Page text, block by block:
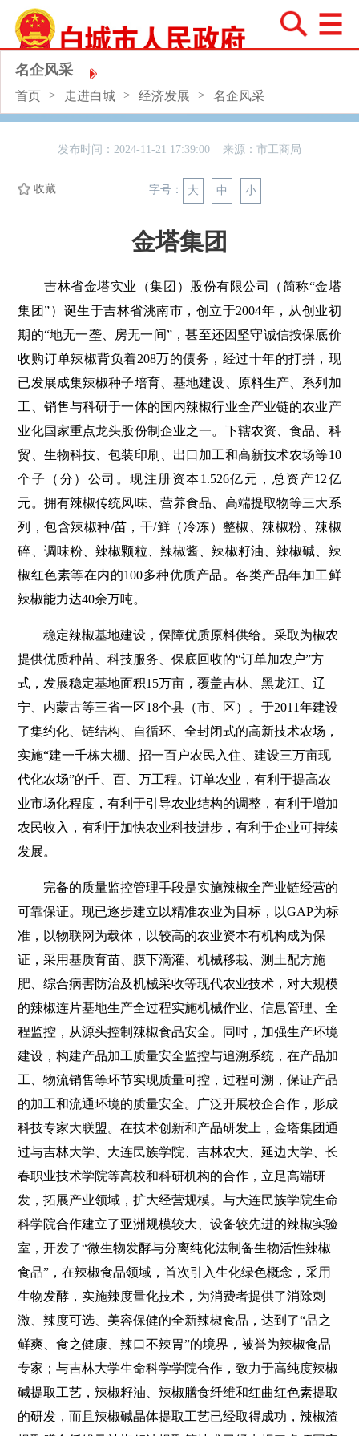
名企风采
首页 > 走进白城 > 经济发展 > 名企风采
发布时间：2024-11-21 17:39:00 来源： 市工商局
收藏 字号： 大 中 小
金塔集团
吉林省金塔实业（集团）股份有限公司（简称“金塔
集团”）诞生于吉林省洮南市，创立于2004年，从创业初
期的“地无一垄、房无一间”，甚至还因坚守诚信按保底价
收购订单辣椒背负着208万的债务，经过十年的打拼，现
已发展成集辣椒种子培育、基地建设、原料生产、系列加
工、销售与科研于一体的国内辣椒行业全产业链的农业产
业化国家重点龙头股份制企业之一。下辖农资、食品、科
贸、生物科技、包装印刷、出口加工和高新技术农场等10
个子（分）公司。现注册资本1.526亿元，总资产12亿
元。拥有辣椒传统风味、营养食品、高端提取物等三大系
列，包含辣椒种/苗，干/鲜（冷冻）整椒、辣椒粉、辣椒
碎、调味粉、辣椒颗粒、辣椒酱、辣椒籽油、辣椒碱、辣
椒红色素等在内的100多种优质产品。各类产品年加工鲜
辣椒能力达40余万吨。
稳定辣椒基地建设，保障优质原料供给。采取为椒农
提供优质种苗、科技服务、保底回收的“订单加农户”方
式，发展稳定基地面积15万亩，覆盖吉林、黑龙江、辽
宁、内蒙古等三省一区18个县（市、区）。于2011年建设
了集约化、链结构、自循环、全封闭式的高新技术农场，
实施“建一千栋大棚、招一百户农民入住、建设三万亩现
代化农场”的千、百、万工程。订单农业，有利于提高农
业市场化程度，有利于引导农业结构的调整，有利于增加
农民收入，有利于加快农业科技进步，有利于企业可持续
发展。
完备的质量监控管理手段是实施辣椒全产业链经营的
可靠保证。现已逐步建立以精准农业为目标，以GAP为标
准，以物联网为载体，以较高的农业资本有机构成为保
证，采用基质育苗、膜下滴灌、机械移栽、测土配方施
肥、综合病害防治及机械采收等现代农业技术，对大规模
的辣椒连片基地生产全过程实施机械作业、信息管理、全
程监控，从源头控制辣椒食品安全。同时，加强生产环境
建设，构建产品加工质量安全监控与追溯系统，在产品加
工、物流销售等环节实现质量可控，过程可溯，保证产品
的加工和流通环境的质量安全。广泛开展校企合作，形成
科技专家大联盟。在技术创新和产品研发上，金塔集团通
过与吉林大学、大连民族学院、吉林农大、延边大学、长
春职业技术学院等高校和科研机构的合作，立足高端研
发，拓展产业领域，扩大经营规模。与大连民族学院生命
科学院合作建立了亚洲规模较大、设备较先进的辣椒实验
室，开发了“微生物发酵与分离纯化法制备生物活性辣椒
食品”，在辣椒食品领域，首次引入生化绿色概念，采用
生物发酵，实施辣度量化技术，为消费者提供了消除刺
激、辣度可选、美容保健的全新辣椒食品，达到了“品之
鲜爽、食之健康、辣口不辣胃”的境界，被誉为辣椒食品
专家；与吉林大学生命科学学院合作，致力于高纯度辣椒
碱提取工艺，辣椒籽油、辣椒膳食纤维和红曲红色素提取
的研发，而且辣椒碱晶体提取工艺已经取得成功，辣椒渣